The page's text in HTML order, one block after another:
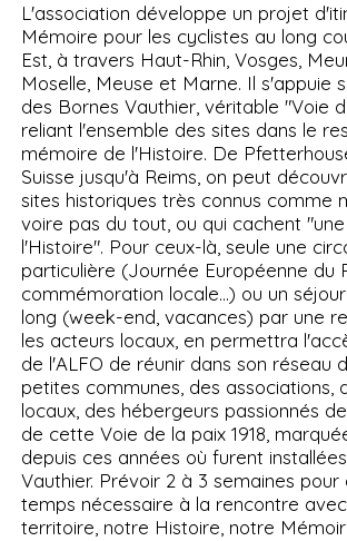
L'association développe un projet
Mémoire pour les cyclistes au long
Est, à travers Haut-Rhin, Vosges,
Moselle, Meuse et Marne. Il s'appuie
des Bornes Vauthier, véritable "Voie
reliant l'ensemble des sites dans le
mémoire de l'Histoire. De
Suisse jusqu'à Reims, on peut
sites historiques très connus comme
voire pas du tout, ou qui cachent
l'Histoire". Pour ceux-là, seule une
particulière (Journée Européenne du
commémoration locale…) ou un
long (week-end, vacances) par une
les acteurs locaux, en permettra
de l'ALFO de réunir dans son réseau
petites communes, des associations,
locaux, des hébergeurs passionnés
de cette Voie de la paix 1918,
depuis ces années où furent
Vauthier. Prévoir 2 à 3 semaines
temps nécessaire à la rencontre
territoire, notre Histoire, notre